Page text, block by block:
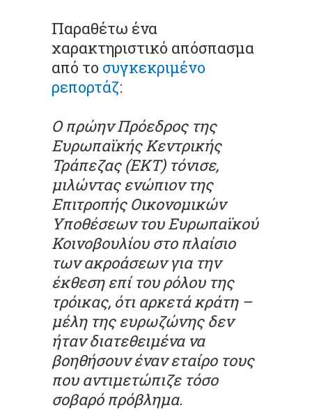
Παραθέτω ένα
χαρακτηριστικό απόσπασμα
από το συγκεκριμένο
ρεπορτάζ:
Ο πρώην Πρόεδρος της
Ευρωπαϊκής Κεντρικής
Τράπεζας (ΕΚΤ) τόνισε,
μιλώντας ενώπιον της
Επιτροπής Οικονομικών
Υποθέσεων του Ευρωπαϊκού
Κοινοβουλίου στο πλαίσιο
των ακροάσεων για την
έκθεση επί του ρόλου της
τρόικας, ότι αρκετά κράτη –
μέλη της ευρωζώνης δεν
ήταν διατεθειμένα να
βοηθήσουν έναν εταίρο τους
που αντιμετώπιζε τόσο
σοβαρό πρόβλημα.